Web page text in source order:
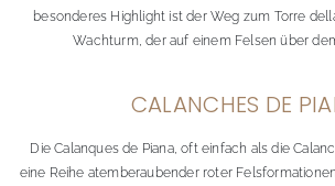
besonderes Highlight ist der Weg zum Torre
Wachturm, der auf einem Felsen über
CALANCHES DE
Die Calanques de Piana, oft einfach als die
eine Reihe atemberaubender roter